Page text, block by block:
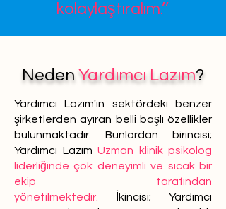
kolaylaştıralım.’’
Neden Yardımcı Lazım?
Yardımcı Lazım'ın sektördeki benzer
şirketlerden ayıran belli başlı özellikler
bulunmaktadır. Bunlardan birincisi;
Yardımcı Lazım Uzman klinik psikolog
liderliğinde çok deneyimli ve sıcak bir
ekip tarafından
yönetilmektedir.
İkincisi; Yardımcı